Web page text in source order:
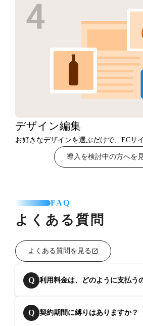
デザイン編集
お好きなデザインを選ぶだけで、ECサ
導入を検討中の方へを
FAQ
よくある質問
よくある質問を見る
Q 利用料金は、どのように支払う
Q 契約期間に縛りはありますか？